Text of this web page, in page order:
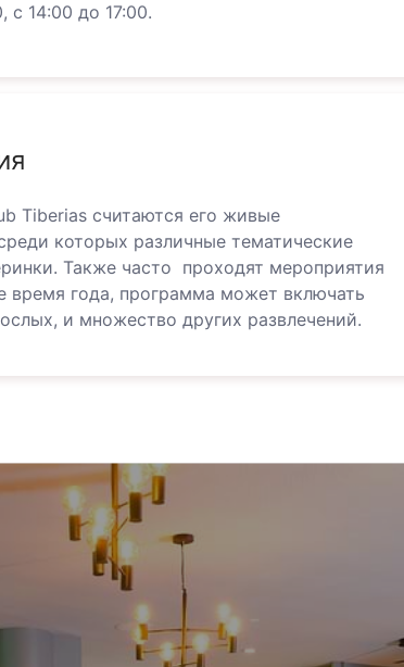
с 14:00 до 17:00.
Tiberias считаются его живые
которых различные тематические
Также часто проходят мероприятия
время года, программа может включать
и множество других развлечений.